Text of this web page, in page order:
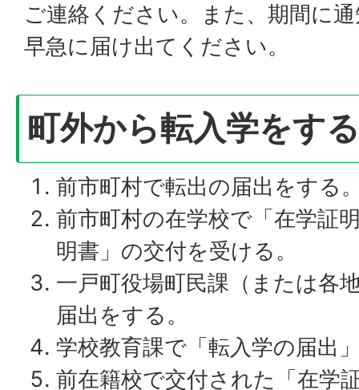
ご連絡ください。また、期間に
早急に届け出てください。
町外から転入学をす
前市町村で転出の届出をする
前市町村の在学校で「在学証
明書」の交付を受ける。
一戸町役場町民課（または各
届出をする。
学校教育課で「転入学の届出
前在籍校で交付された「在学